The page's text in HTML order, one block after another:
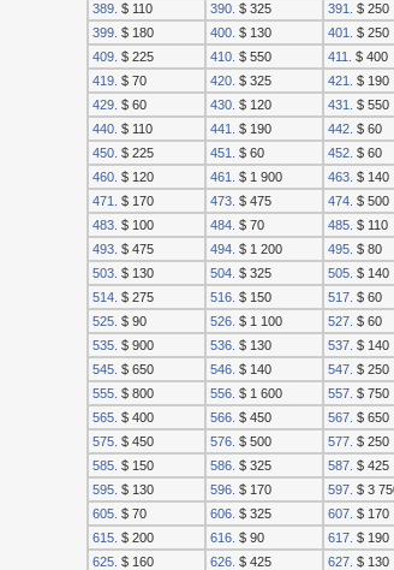
389. $ 110 390. $ 325 391. $ 250
399. $ 180 400. $ 130 401. $ 250
409. $ 225 410. $ 550 411. $ 400
419. $ 70 420. $ 325 421. $ 190
429. $ 60 430. $ 120 431. $ 550
440. $ 110 441. $ 190 442. $ 60
450. $ 225 451. $ 60 452. $ 60
460. $ 120 461. $ 1 900 463. $ 140
471.
$ 170 473. $ 475 474. $ 500
483. $ 100 484. $ 70 485. $ 110
493. $ 475 494. $ 1 200 495. $ 80
503. $ 130 504. $ 325 505. $ 140
514. $ 275 516. $ 150 517. $ 60
525. $ 90 526. $ 1 100 527. $ 60
535. $ 900 536. $ 130 537. $ 140
545. $ 650 546. $ 140 547. $ 250
555. $ 800 556. $ 1 600 557. $ 750
565. $ 400 566. $ 450 567. $ 650
575. $ 450 576. $ 500 577. $ 250
585. $ 150 586. $ 325 587. $ 425
595. $ 130 596. $ 170 597. $ 3
605. $ 70 606. $ 325 607. $ 170
615. $ 200 616. $ 90 617. $ 190
625. $ 160 626. $ 425 627. $ 130